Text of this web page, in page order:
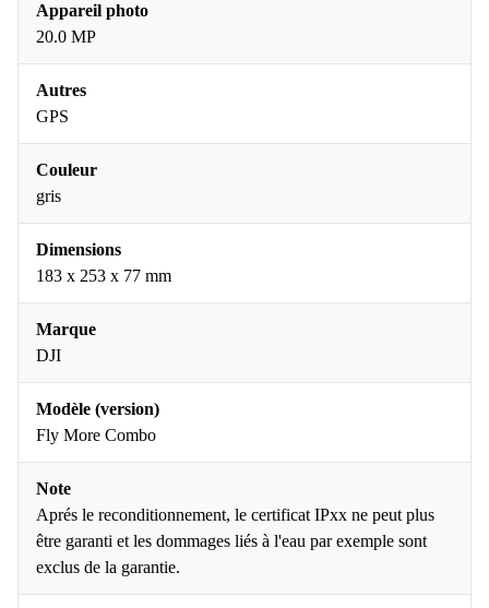
Appareil photo
20.0 MP
Autres
GPS
Couleur
gris
Dimensions
183 x 253 x 77 mm
Marque
DJI
Modèle (version)
Fly More Combo
Note
Aprés le reconditionnement, le certificat IPxx ne peut plus
être garanti et les dommages liés à l'eau par exemple sont
exclus de la garantie.